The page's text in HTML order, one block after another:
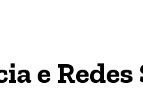
e Redes